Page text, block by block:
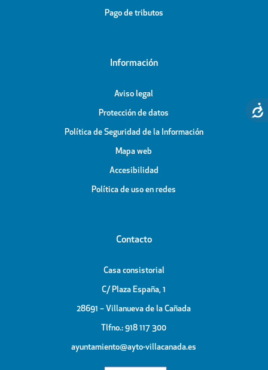
Pago de tributos
Información
Aviso legal
Protección de datos
Política de Seguridad de la Información
Mapa web
Accesibilidad
Política de uso en redes
Contacto
Casa consistorial
C/ Plaza España, 1
28691 – Villanueva de la Cañada
Tlfno.: 918 117 300
ayuntamiento@ayto-villacanada.es